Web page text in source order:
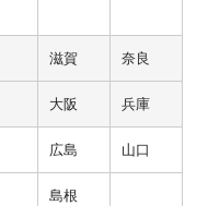
滋賀 奈良
大阪 兵庫
広島 山口
島根